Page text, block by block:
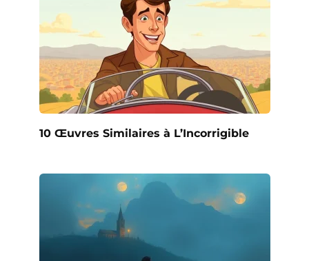
10 Œuvres Similaires à L’Incorrigible